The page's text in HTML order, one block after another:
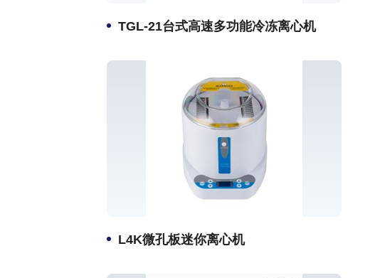
TGL-21台式高速多功能冷冻离心机
L4K微孔板迷你离心机